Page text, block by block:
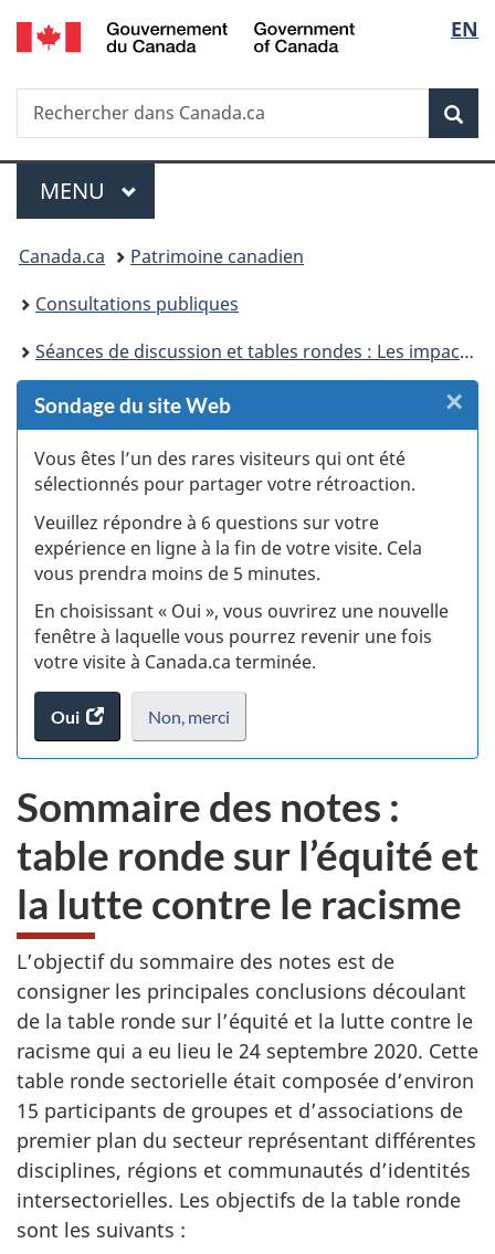
Passer
au
des
Passer
au
principal
Passer
à
Au
du
Passer
à
version
simplifiée
de
la
EN
Recherche
Rechercher
dans
Menu
MENU PRINCIPAL
Vous
êtes
ici :
Canada.ca
Patrimoine canadien
Consultations publiques
Séances de discussion et tables rondes : Les impacts de la pandémie de la COVID-19 sur les secteurs de la culture, du patrimoine et du sport
Sondage du site Web
Vous êtes l’un des rares visiteurs qui ont été
sélectionnés pour partager votre rétroaction.
Veuillez répondre à 6 questions sur votre
expérience en ligne à la fin de votre visite. Cela
vous prendra moins de 5 minutes.
En choisissant « Oui », vous ouvrirez une nouvelle
fenêtre à laquelle vous pourrez revenir une fois
votre visite à Canada.ca terminée.
Oui
accéder
au
Non, je
ne
participer
au
sondage
du
site
merci
×
Sommaire des notes :
table ronde sur l’équité et
la lutte contre le racisme
L’objectif du sommaire des notes est de
consigner les principales conclusions découlant
de la table ronde sur l’équité et la lutte contre le
racisme qui a eu lieu le 24 septembre 2020. Cette
table ronde sectorielle était composée d’environ
15 participants de groupes et d’associations de
premier plan du secteur représentant différentes
disciplines, régions et communautés d’identités
intersectorielles. Les objectifs de la table ronde
sont les suivants :